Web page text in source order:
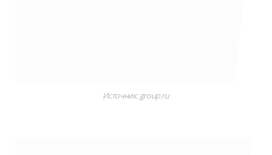
Источник: group.ru